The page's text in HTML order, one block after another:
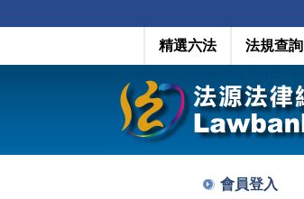
精選六法 法規查詢
會員登入